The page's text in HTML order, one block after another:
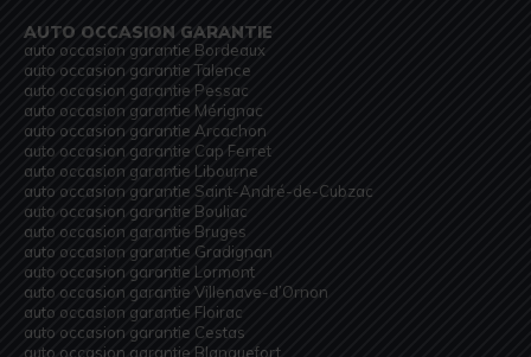
AUTO OCCASION GARANTIE
auto occasion garantie Bordeaux
auto occasion garantie Talence
auto occasion garantie Pessac
auto occasion garantie Mérignac
auto occasion garantie Arcachon
auto occasion garantie Cap Ferret
auto occasion garantie Libourne
auto occasion garantie Saint-André-de-Cubzac
auto occasion garantie Bouliac
auto occasion garantie Bruges
auto occasion garantie Gradignan
auto occasion garantie Lormont
auto occasion garantie Villenave-d’Ornon
auto occasion garantie Floirac
auto occasion garantie Cestas
auto occasion garantie Blanquefort